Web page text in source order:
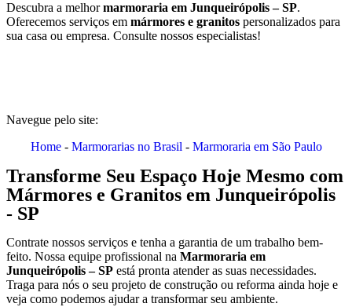
Descubra a melhormarmoraria em Junqueirópolis – SP.
Oferecemos serviços em mármores e granitos personalizados para
sua casa ou empresa. Consulte nossos especialistas!
Navegue pelo site:
Home- Marmorarias no Brasil - Marmoraria em São Paulo
Transforme Seu Espaço Hoje Mesmo com
Mármores e Granitos em Junqueirópolis
- SP
Contrate nossos serviços e tenha a garantia de um trabalho bem-
feito. Nossa equipe profissional na Marmoraria em
Junqueirópolis – SP está pronta atender as suas necessidades.
Traga para nós o seu projeto de construção ou reforma ainda hoje e
veja como podemos ajudar a transformar seu ambiente.